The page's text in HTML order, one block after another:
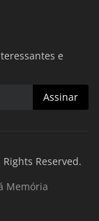
e
Assinar
Reserved.
Memória